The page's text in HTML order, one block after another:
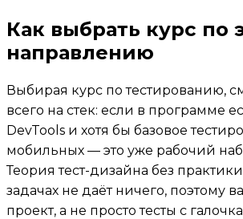
Как выбрать курс по
направлению
Выбирая курс по тестированию,
всего на стек: если в программе
DevTools и хотя бы базовое
мобильных — это уже рабочий
Теория тест-дизайна без
задачах не даёт ничего, поэтому
проект, а не просто тесты с